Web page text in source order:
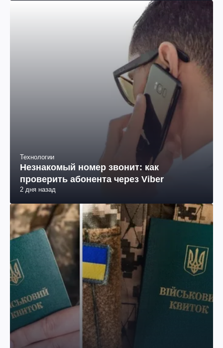
Технологии
Незнакомый номер звонит: как
проверить абонента через Viber
2 дня назад